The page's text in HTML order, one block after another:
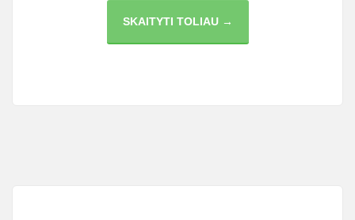
SKAITYTI TOLIAU →
COVID-